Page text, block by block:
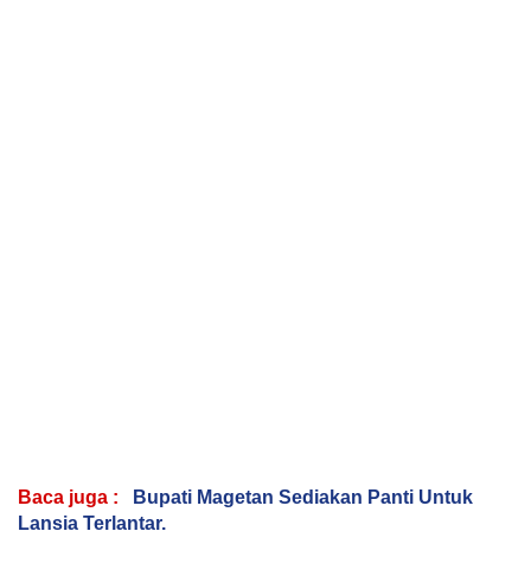
Baca juga :
Bupati Magetan Sediakan Panti Untuk
Lansia Terlantar.